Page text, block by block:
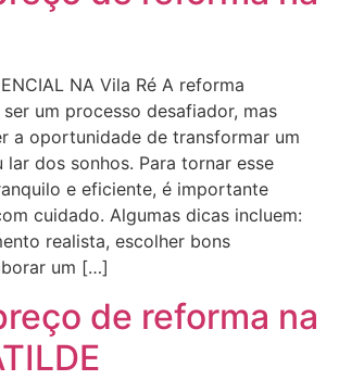
NA Vila Ré A reforma
um processo desafiador, mas
a oportunidade de transformar um
lar dos sonhos. Para tornar esse
e eficiente, é importante
cuidado. Algumas dicas incluem:
realista, escolher bons
um […]
de reforma na